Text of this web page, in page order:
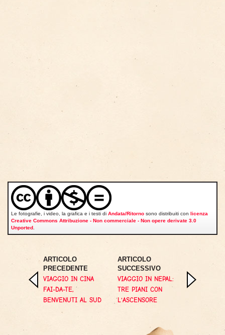
Le fotografie, i video, la grafica e i testi di Andata/Ritorno sono distribuiti con
licenza
Creative Commons Attribuzione - Non commerciale - Non opere derivate 3.0
Unported .
ARTICOLO
PRECEDENTE
VIAGGIO IN CINA
FAI-DA-TE,
BENVENUTI AL SUD
ARTICOLO
SUCCESSIVO
VIAGGIO IN NEPAL:
TRE PIANI CON
L'ASCENSORE